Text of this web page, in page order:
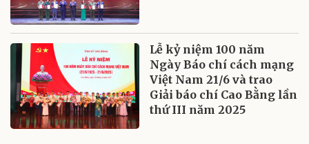
Lễ kỷ niệm 100 năm
Ngày Báo chí cách mạng
Việt Nam 21/6 và trao
Giải báo chí Cao Bằng lần
thứ III năm 2025